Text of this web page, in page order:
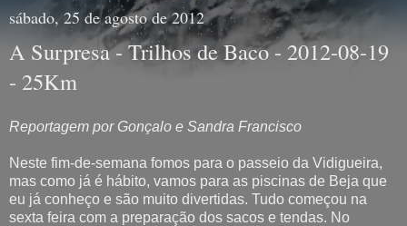
sábado, 25 de agosto de 2012
A Surpresa - Trilhos de Baco - 2012-08-19
- 25Km
Reportagem por Gonçalo e Sandra Francisco
Neste fim-de-semana fomos para o passeio da Vidigueira,
mas como já é hábito, vamos para as piscinas de Beja que
eu já conheço e são muito divertidas. Tudo começou na
sexta feira com a preparação dos sacos e tendas. No